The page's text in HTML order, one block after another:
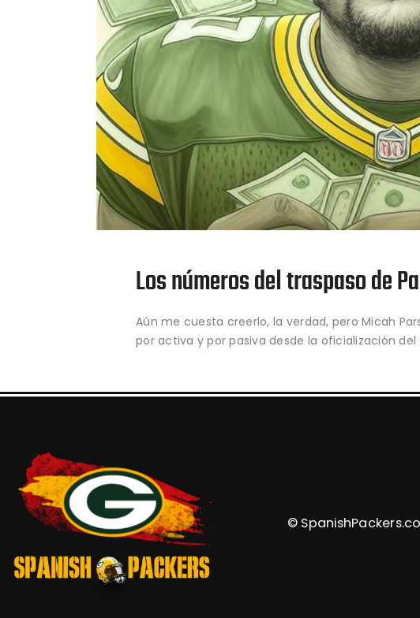
Los números del traspaso de
Aún me cuesta creerlo, la verdad, pero Micah
por activa y por pasiva desde la oficialización
©